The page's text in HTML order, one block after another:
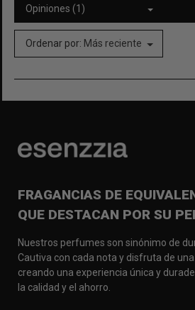
Opiniones (1)
Ordenar por: Más reciente
FRAGANCIAS DE
QUE DESTACAN POR SU
Nuestros perfumes son sinónimo de
Cautiva con cada nota y disfruta de
creando una experiencia única y
la calidad y el ahorro.